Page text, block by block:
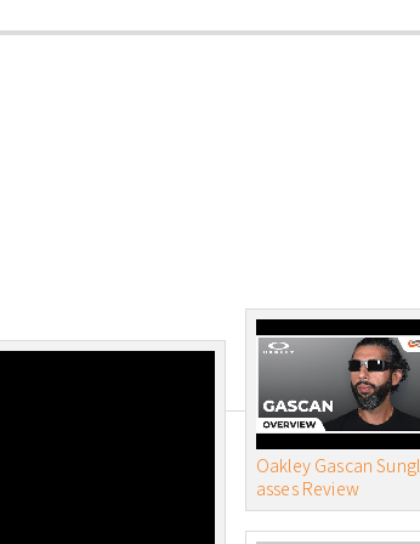
Oakley Gascan Sungl
asses Review